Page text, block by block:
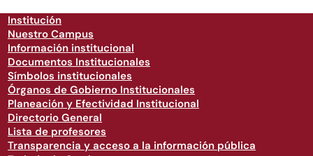
Institución
Nuestro Campus
Información institucional
Documentos Institucionales
Símbolos institucionales
Órganos de Gobierno Institucionales
Planeación y Efectividad Institucional
Directorio General
Lista de profesores
Transparencia y acceso a la información pública